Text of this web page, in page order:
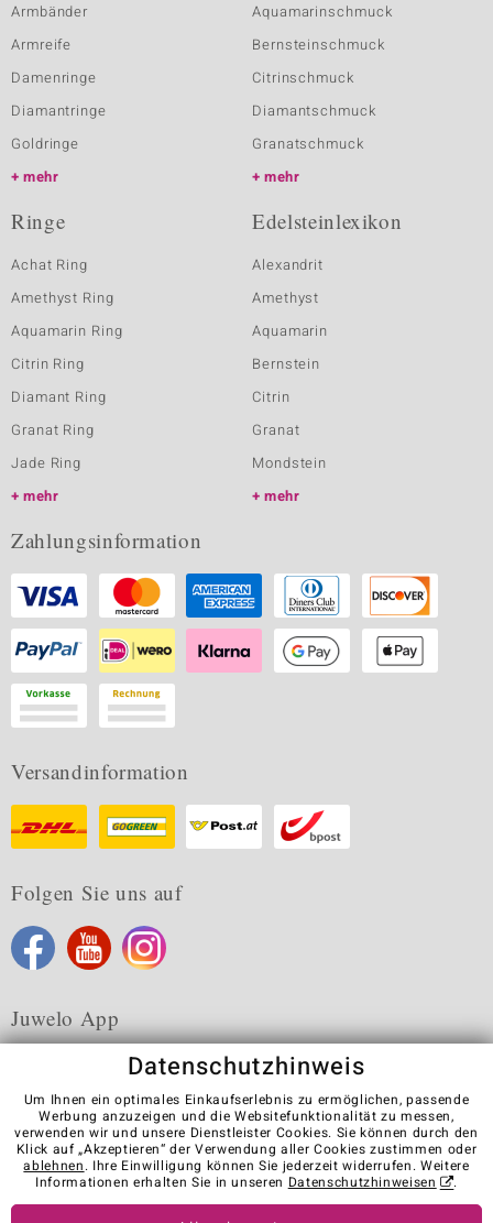
Armbänder
Armreife
Damenringe
Diamantringe
Goldringe
mehr
Aquamarinschmuck
Bernsteinschmuck
Citrinschmuck
Diamantschmuck
Granatschmuck
mehr
Ringe
Achat Ring
Amethyst Ring
Aquamarin Ring
Citrin Ring
Diamant Ring
Granat Ring
Jade Ring
mehr
Edelsteinlexikon
Alexandrit
Amethyst
Aquamarin
Bernstein
Citrin
Granat
Mondstein
mehr
Zahlungsinformation
Versandinformation
Folgen Sie uns auf
Juwelo App
Karriere AGB Datenschutz Cookies
Impressum
Kontakt
Vertrag widerrufen
Visit our stores in other countries:
Datenschutzhinweis
Um Ihnen ein optimales Einkaufserlebnis zu ermöglichen, passende
Werbung anzuzeigen und die Websitefunktionalität zu messen,
verwenden wir und unsere Dienstleister Cookies. Sie können durch den
Klick auf „Akzeptieren“ der Verwendung aller Cookies zustimmen oder
ablehnen. Ihre Einwilligung können Sie jederzeit widerrufen. Weitere
Informationen erhalten Sie in unseren Datenschutzhinweisen .